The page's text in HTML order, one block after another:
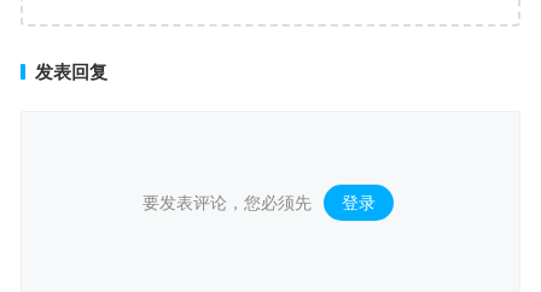
发表回复
要发表评论，您必须先 登录 。